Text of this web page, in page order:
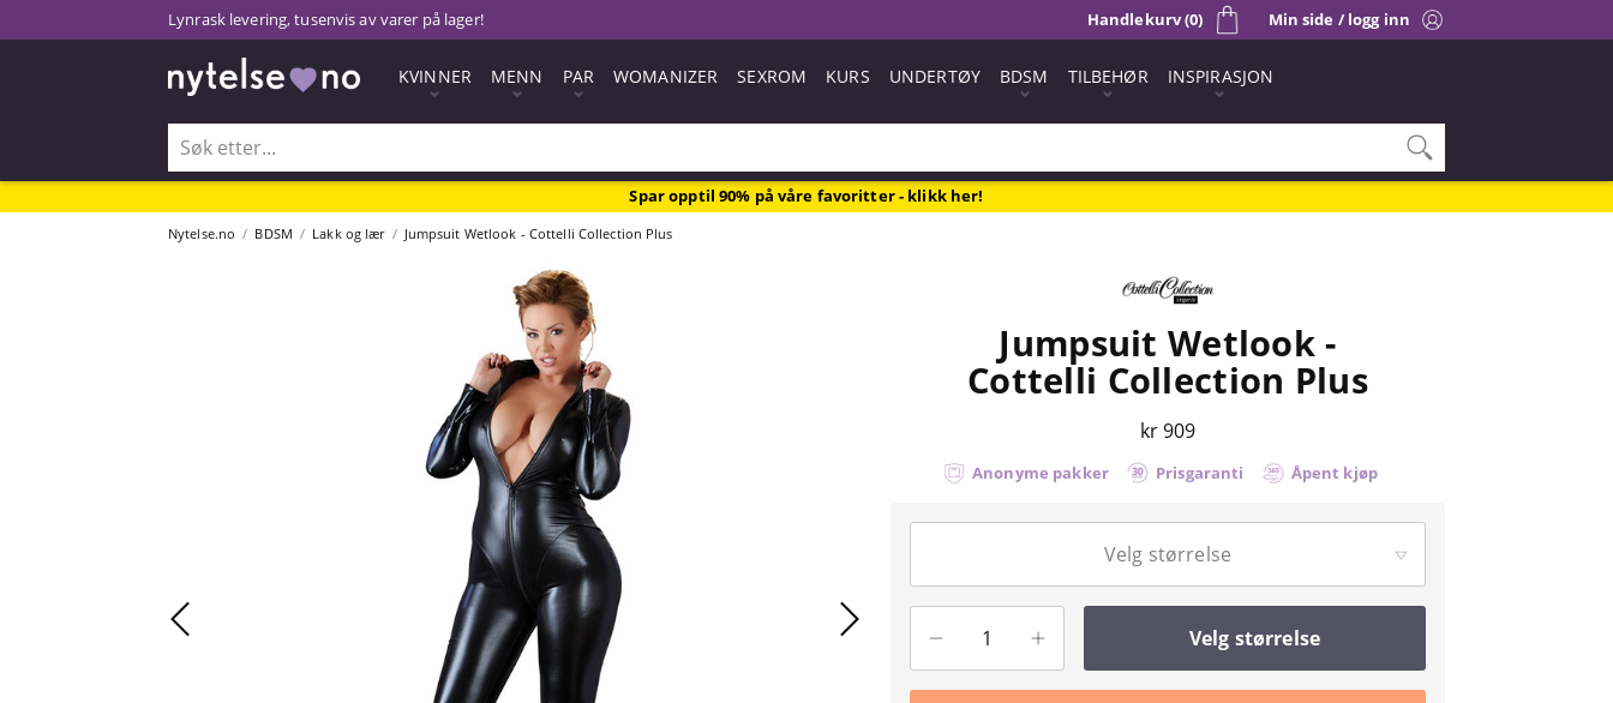
Lynrask levering, tusenvis av varer på lager! Min side / logg inn
Handlekurv (0)
KVINNER MENN PAR WOMANIZER SEXROM KURS UNDERTØY BDSM TILBEHØR INSPIRASJON
Spar opptil 90% på våre favoritter - klikk her!
Nytelse.no BDSM Lakk og lær Jumpsuit Wetlook - Cottelli Collection Plus
Jumpsuit Wetlook -
Cottelli Collection Plus
kr 909
Anonyme pakker Prisgaranti Åpent kjøp
Velg størrelse
Velg størrelse